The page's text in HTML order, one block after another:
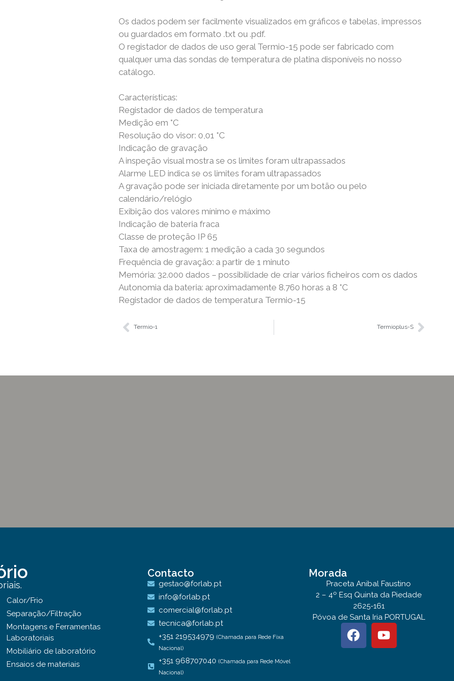
Os dados podem ser facilmente visualizados em gráficos e tabelas, impressos
ou guardados em formato .txt ou .pdf.
O registador de dados de uso geral Termio-15 pode ser fabricado com
qualquer uma das sondas de temperatura de platina disponíveis no nosso
catálogo.
Características:
Registador de dados de temperatura
Medição em °C
Resolução do visor: 0,01 °C
Indicação de gravação
A inspeção visual mostra se os limites foram ultrapassados
Alarme LED indica se os limites foram ultrapassados
A gravação pode ser iniciada diretamente por um botão ou pelo
calendário/relógio
Exibição dos valores mínimo e máximo
Indicação de bateria fraca
Classe de proteção IP 65
Taxa de amostragem: 1 medição a cada 30 segundos
Frequência de gravação: a partir de 1 minuto
Memória: 32.000 dados – possibilidade de criar vários ficheiros com os dados
Autonomia da bateria: aproximadamente 8.760 horas a 8 °C
Registador de dados de temperatura Termio-15
Termio-1 Termioplus-S
Calor/Frio
Separação/Filtração
Montagens e Ferramentas
Laboratoriais
Mobiliário de laboratório
Ensaios de materiais
Contacto
gestao@forlab.pt
info@forlab.pt
comercial@forlab.pt
tecnica@forlab.pt
+351 219534979(Chamada para Rede Fixa
Nacional)
+351 968707040(Chamada para Rede Móvel
Nacional)
Morada
Praceta Anibal Faustino
2 – 4º Esq Quinta da Piedade
2625-161
Póvoa de Santa Iria PORTUGAL